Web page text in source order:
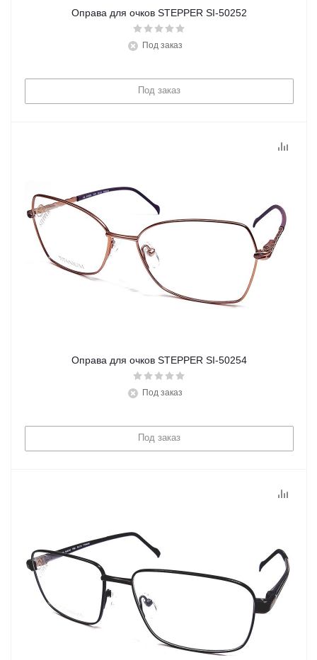
Оправа для очков STEPPER SI-50252
Под заказ
Под заказ
Оправа для очков STEPPER SI-50254
Под заказ
Под заказ